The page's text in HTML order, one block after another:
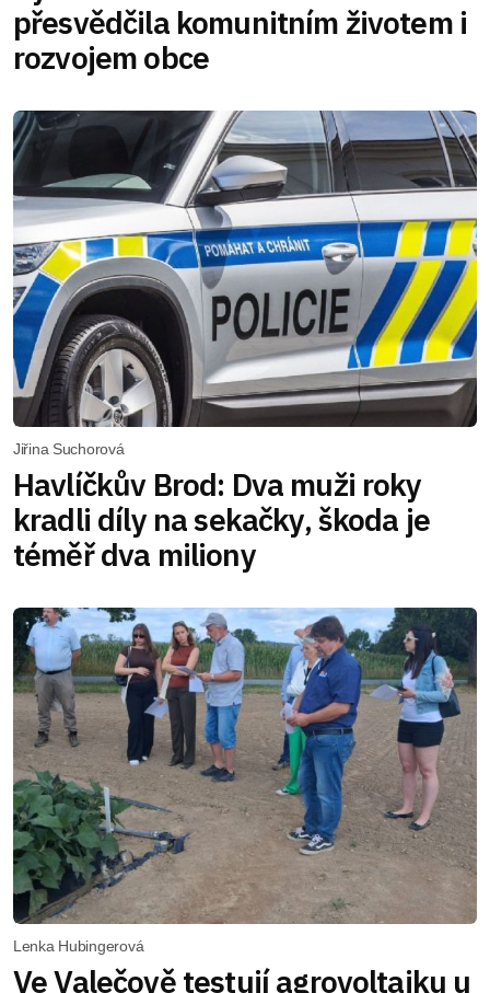
přesvědčila komunitním životem i
rozvojem obce
Jiřina Suchorová
Havlíčkův Brod: Dva muži roky
kradli díly na sekačky, škoda je
téměř dva miliony
Lenka Hubingerová
Ve Valečově testují agrovoltaiku u